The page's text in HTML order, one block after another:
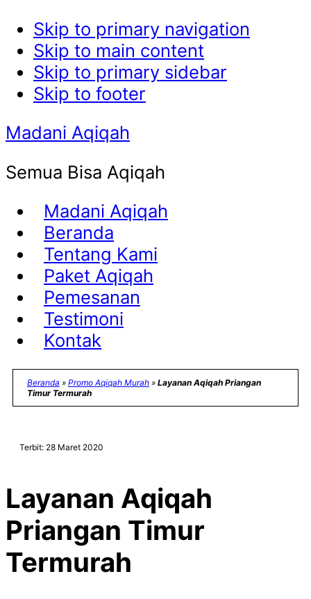
Skip to primary navigation
Skip to main content
Skip to primary sidebar
Skip to footer
Madani Aqiqah
Semua Bisa Aqiqah
Madani Aqiqah
Beranda
Tentang Kami
Paket Aqiqah
Pemesanan
Testimoni
Kontak
Beranda » Promo Aqiqah Murah » Layanan Aqiqah Priangan
Timur Termurah
Terbit: 28 Maret 2020
Layanan Aqiqah
Priangan Timur
Termurah